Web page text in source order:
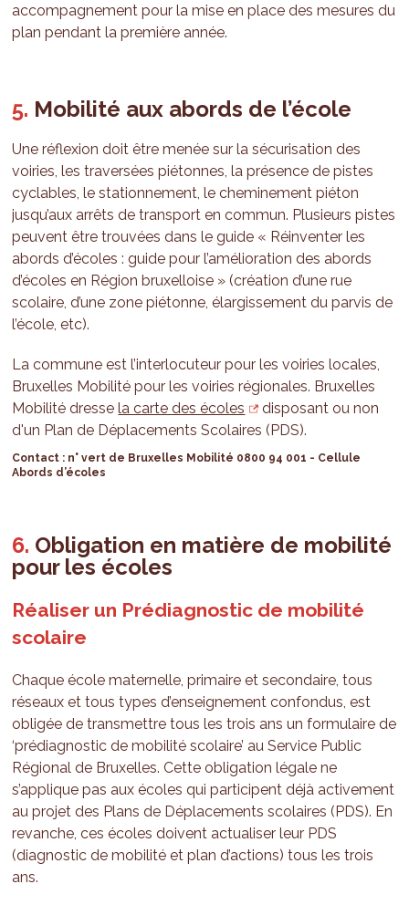
accompagnement pour la mise en place des mesures du
plan pendant la première année.
Mobilité aux abords de l’école
Une réflexion doit être menée sur la sécurisation des
voiries, les traversées piétonnes, la présence de pistes
cyclables, le stationnement, le cheminement piéton
jusqu’aux arrêts de transport en commun. Plusieurs pistes
peuvent être trouvées dans le guide « Réinventer les
abords d’écoles : guide pour l’amélioration des abords
d’écoles en Région bruxelloise » (création d’une rue
scolaire, d’une zone piétonne, élargissement du parvis de
l’école, etc).
La commune est l’interlocuteur pour les voiries locales,
Bruxelles Mobilité pour les voiries régionales. Bruxelles
Mobilité dressela carte des écoles
disposant ou non
d'un Plan de Déplacements Scolaires (PDS).
Contact : n° vert de Bruxelles Mobilité 0800 94 001 - Cellule
Abords d’écoles
Obligation en matière de mobilité
pour les écoles
Réaliser un Prédiagnostic de mobilité
scolaire
Chaque école maternelle, primaire et secondaire, tous
réseaux et tous types d’enseignement confondus, est
obligée de transmettre tous les trois ans un formulaire de
‘prédiagnostic de mobilité scolaire’ au Service Public
Régional de Bruxelles. Cette obligation légale ne
s’applique pas aux écoles qui participent déjà activement
au projet des Plans de Déplacements scolaires (PDS). En
revanche, ces écoles doivent actualiser leur PDS
(diagnostic de mobilité et plan d’actions) tous les trois
ans.